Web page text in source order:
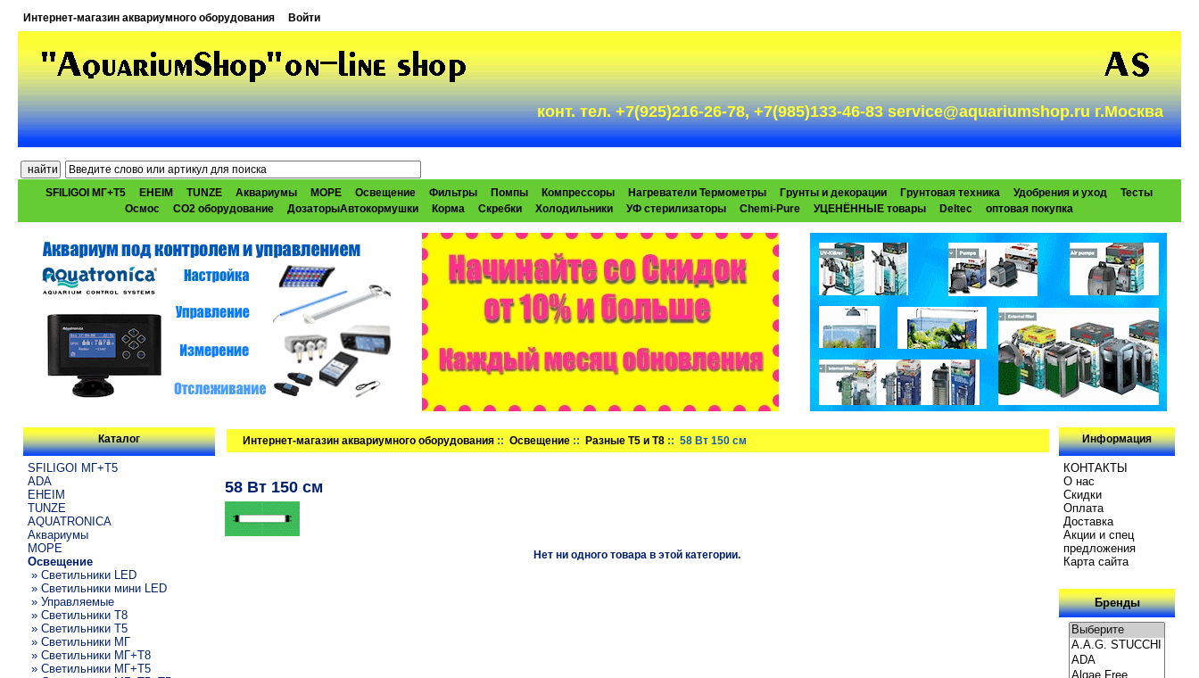
Интернет-магазин аквариумного оборудования Войти
конт. тел. +7(925)216-26-78, +7(985)133-46-83 service@aquariumshop.ru г.Москва
SFILIGOI МГ+Т5 EHEIM TUNZE Аквариумы МОРЕ Освещение Фильтры Помпы Компрессоры Нагреватели Термометры Грунты и декорации Грунтовая техника Удобрения и уход
Тесты
Осмос
CO2 оборудование ДозаторыАвтокормушки Корма Скребки Холодильники УФ стерилизаторы Chemi-Pure УЦЕНЁННЫЕ товары Deltec оптовая покупка
Каталог
SFILIGOI МГ+Т5
ADA
EHEIM
TUNZE
AQUATRONICA
Аквариумы
МОРЕ
Освещение
» Светильники LED
» Светильники мини LED
» Управляемые
» Светильники T8
» Светильники T5
» Светильники МГ
» Светильники МГ+T8
» Светильники МГ+T5
Интернет-магазин аквариумного оборудования ::Освещение :: Разные T5 и T8 :: 58 Вт 150 см
58 Вт 150 см
Нет ни одного товара в этой категории.
Информация
КОНТАКТЫ
О нас
Скидки
Oплатa
Доставка
Акции и спец
предложения
Карта сайта
Бренды